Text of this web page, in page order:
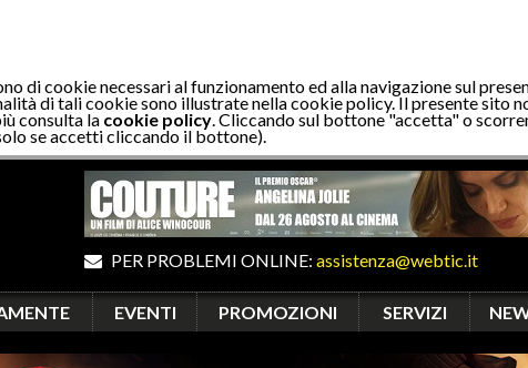
di cookie necessari al funzionamento ed alla navigazione sul
di tali cookie sono illustrate nella cookie policy. Il presente sito
consulta la cookie policy. Cliccando sul bottone "accetta" o
se accetti cliccando il bottone).
PER PROBLEMI ONLINE: assistenza@webtic.it
EVENTI PROMOZIONI SERVIZI